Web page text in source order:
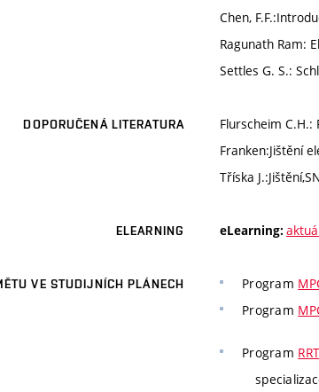
Chen,
Ragunath Ram:
Settles G. S.:
DOPORUČENÁ LITERATURA
Flurscheim C.H.:
Franken:Jištění
Tříska
ELEARNING eLearning:
VE STUDIJNÍCH PLÁNECH Program
Program
Program